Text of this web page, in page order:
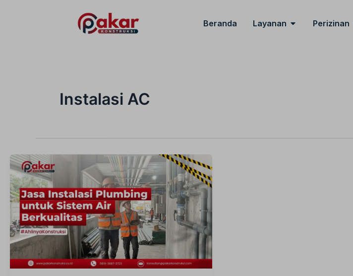
Beranda Layanan Open Layanan
Perizinan
Instalasi AC